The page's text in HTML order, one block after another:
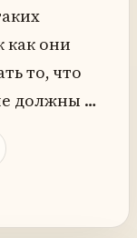
как они
то, что
должны …